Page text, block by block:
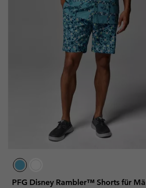
PFG Disney Rambler™ Shorts für